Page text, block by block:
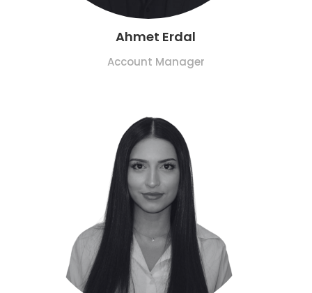
Ahmet Erdal
Account Manager